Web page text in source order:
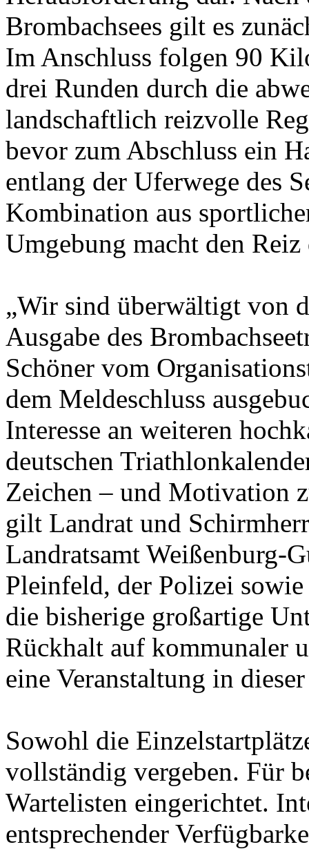
Brombachsees gilt es
Im Anschluss folgen 90
drei Runden durch die
landschaftlich reizvolle
bevor zum Abschluss ein
entlang der Uferwege des
Kombination aus
Umgebung macht den Reiz
„Wir sind überwältigt von
Ausgabe des
Schöner vom
dem Meldeschluss
Interesse an weiteren
deutschen
Zeichen – und Motivation
gilt Landrat und
Landratsamt Weißenburg-
Pleinfeld, der Polizei
die bisherige großartige
Rückhalt auf kommunaler
eine Veranstaltung in
Sowohl die
vollständig vergeben. Für
Wartelisten eingerichtet.
entsprechender